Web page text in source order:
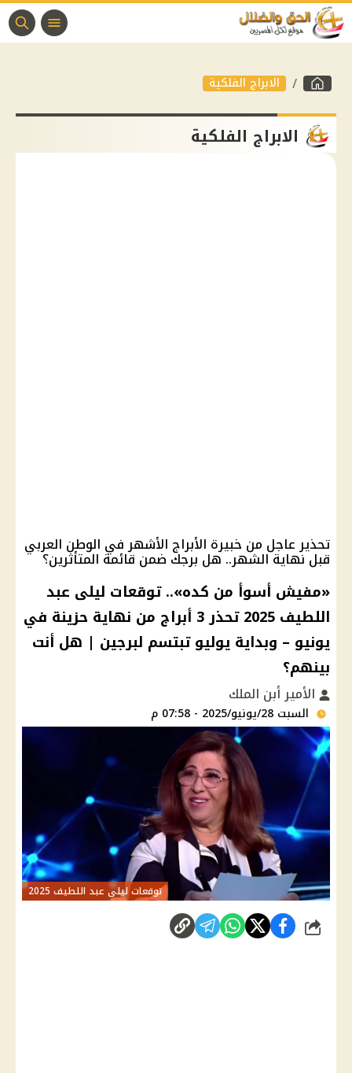
الابراج الفلكية
الابراج الفلكية
تحذير عاجل من خبيرة الأبراج الأشهر في الوطن العربي
قبل نهاية الشهر.. هل برجك ضمن قائمة المتأثرين؟
«مفيش أسوأ من كده».. توقعات ليلى عبد
اللطيف 2025 تحذر 3 أبراج من نهاية حزينة في
يونيو – وبداية يوليو تبتسم لبرجين | هل أنت
بينهم؟
الأمير أبن الملك
السبت 28/يونيو/2025 - 07:58 م
توقعات ليلى عبد اللطيف 2025
شارك